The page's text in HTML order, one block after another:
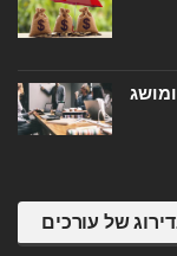
של עורכים